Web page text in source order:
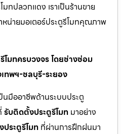
ทปลวกแดง เราเป็นร้านขาย
หน่ายมอเตอร์ประตูรีโมทคุณภาพ
มทครบวงจร โดยช่างซ่อม
ทพฯ-ชลบุรี-ระยอง
มืออาชีพด้านระบบประตู
รับติดตั้งประตูรีโมท มาอย่าง
ระตูรีโมท ที่ผ่านการฝึกฝนมา